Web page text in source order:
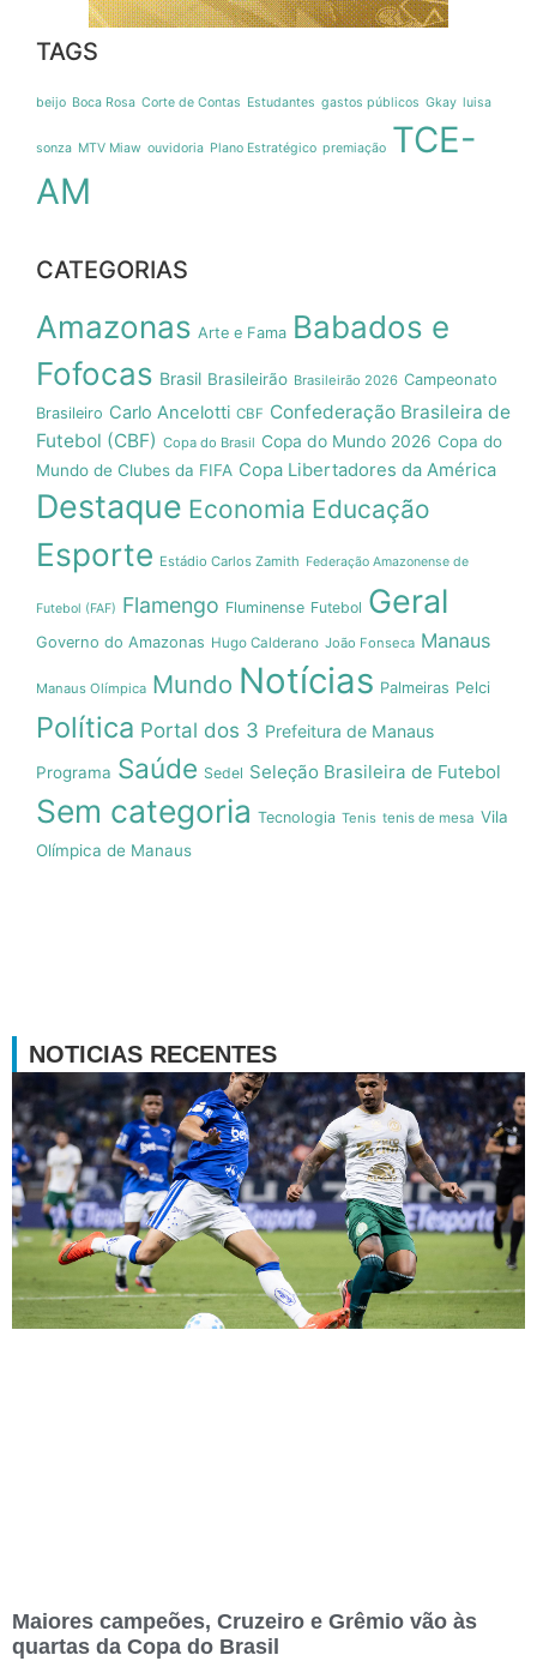
TAGS
beijo Boca Rosa Corte de Contas Estudantes gastos públicos Gkay luisa
sonza MTV Miaw ouvidoria Plano Estratégico premiação TCE-
AM
CATEGORIAS
Amazonas Arte e Fama Babados e
Fofocas Brasil Brasileirão Brasileirão 2026 Campeonato
Brasileiro Carlo Ancelotti CBF Confederação Brasileira de
Futebol (CBF) Copa do Brasil Copa do Mundo 2026 Copa do
Mundo de Clubes da FIFA Copa Libertadores da América
Destaque Economia Educação
Esporte Estádio Carlos Zamith Federação Amazonense de
Futebol (FAF) Flamengo Fluminense Futebol Geral
Governo do Amazonas Hugo Calderano João Fonseca Manaus
Manaus Olímpica Mundo Notícias Palmeiras Pelci
Política Portal dos 3 Prefeitura de Manaus
Programa Saúde Sedel Seleção Brasileira de Futebol
Sem categoria Tecnologia Tenis tenis de mesa Vila
Olímpica de Manaus
NOTICIAS RECENTES
Maiores campeões, Cruzeiro e Grêmio vão às
quartas da Copa do Brasil